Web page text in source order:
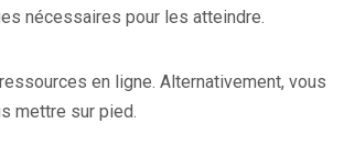
nécessaires pour les atteindre.
en ligne. Alternativement, vous
mettre sur pied.